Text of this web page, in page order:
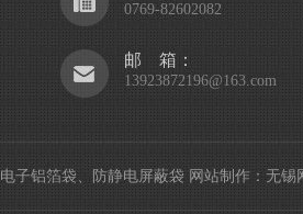
0769-82602082
邮 箱：
13923872196@163.com
子铝箔袋、防静电屏蔽袋 网站制作 ： 无锡